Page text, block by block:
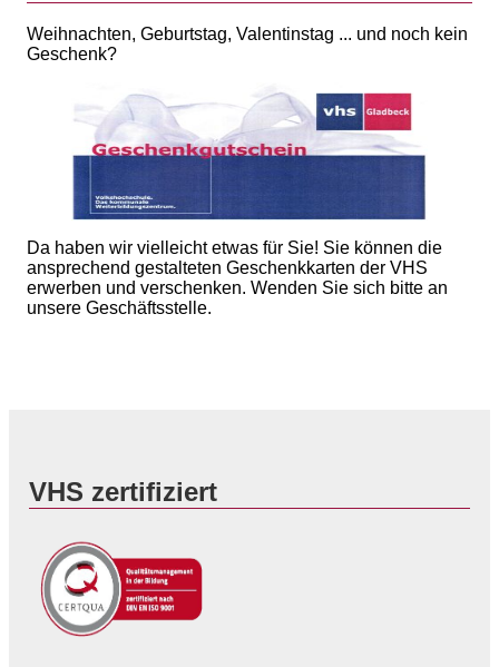
Weihnachten, Geburtstag, Valentinstag ... und noch kein
Geschenk?
Da haben wir vielleicht etwas für Sie! Sie können die
ansprechend gestalteten Geschenkkarten der VHS
erwerben und verschenken. Wenden Sie sich bitte an
unsere Geschäftsstelle.
VHS zertifiziert